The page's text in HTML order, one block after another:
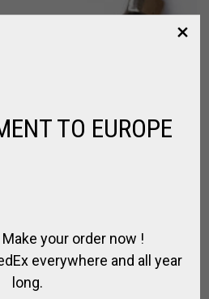
EN CUIR
POLO ,SPIRIT OF JUMPING
TO EUROPE
your order now !
everywhere and all year
long.